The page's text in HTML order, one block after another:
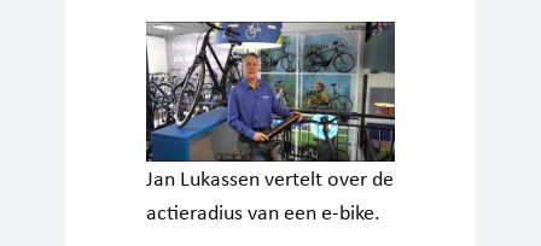
Jan Lukassen vertelt over de
actieradius van een e-bike.